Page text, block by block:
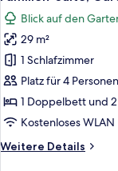
Fotos
für
Familien-
Suite,
Gartenblick
anzeigen
Blick auf den
29 m²
1 Schlafzimmer
Platz für 4 Personen
1 Doppelbett und
Kostenloses WLAN
Weitere Details
Weitere